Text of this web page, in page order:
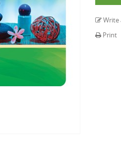
Write
Print